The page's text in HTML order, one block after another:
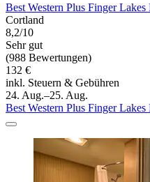
Best Western Plus Finger
Cortland
8,2/10
Sehr gut
(988 Bewertungen)
132 €
inkl. Steuern & Gebühren
24. Aug.–25. Aug.
Best Western Plus Finger